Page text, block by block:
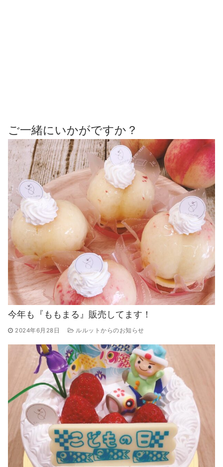
ご一緒にいかがですか？
今年も『ももまる』販売してます！
2024年6月28日 ルルットからのお知らせ